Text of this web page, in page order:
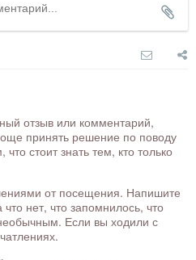
отзыв или комментарий,
принять решение по поводу
стоит знать тем, кто только
от посещения. Напишите
нет, что запомнилось, что
Если вы ходили с